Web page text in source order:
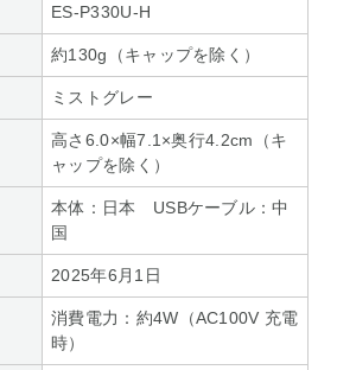
ES-P330U-H
約130g（キャップを除く）
ミストグレー
高さ6.0×幅7.1×奥行4.2cm（キ
ャップを除く）
本体：日本 USBケーブル：中
国
2025年6月1日
消費電力：約4W（AC100V 充電
時）